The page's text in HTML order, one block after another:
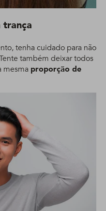
trança
tenha cuidado para não
também deixar todos
mesma proporção de